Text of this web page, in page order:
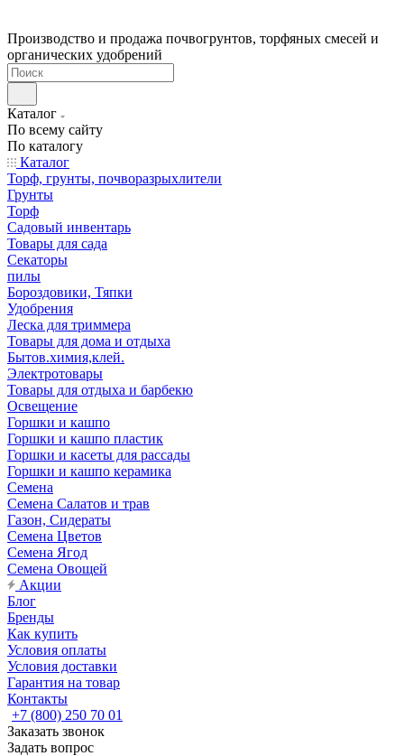
Производство и продажа почвогрунтов, торфяных смесей и
органических удобрений
Каталог
По всему сайту
По каталогу
Каталог
Торф, грунты, почворазрыхлители
Грунты
Торф
Садовый инвентарь
Товары для сада
Секаторы
пилы
Бороздовики, Тяпки
Удобрения
Леска для триммера
Товары для дома и отдыха
Бытов.химия,клей.
Электротовары
Товары для отдыха и барбекю
Освещение
Горшки и кашпо
Горшки и кашпо пластик
Горшки и касеты для рассады
Горшки и кашпо керамика
Семена
Семена Салатов и трав
Газон, Сидераты
Семена Цветов
Семена Ягод
Семена Овощей
Акции
Блог
Бренды
Как купить
Условия оплаты
Условия доставки
Гарантия на товар
Контакты
+7 (800) 250 70 01
Заказать звонок
Задать вопрос